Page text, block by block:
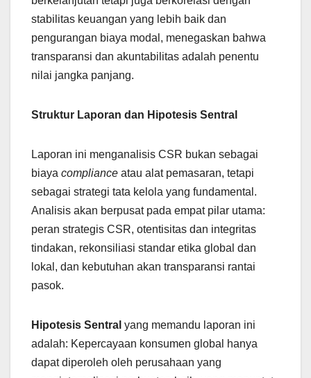
stabilitas keuangan yang lebih baik dan
pengurangan biaya modal, menegaskan bahwa
transparansi dan akuntabilitas adalah penentu
nilai jangka panjang.
Struktur Laporan dan Hipotesis Sentral
Laporan ini menganalisis CSR bukan sebagai
biaya compliance atau alat pemasaran, tetapi
sebagai strategi tata kelola yang fundamental.
Analisis akan berpusat pada empat pilar utama:
peran strategis CSR, otentisitas dan integritas
tindakan, rekonsiliasi standar etika global dan
lokal, dan kebutuhan akan transparansi rantai
pasok.
Hipotesis Sentral yang memandu laporan ini
adalah: Kepercayaan konsumen global hanya
dapat diperoleh oleh perusahaan yang